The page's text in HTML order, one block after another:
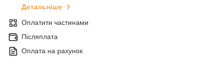
Детальніше
Оплатити частинами
Післяплата
Оплата на рахунок